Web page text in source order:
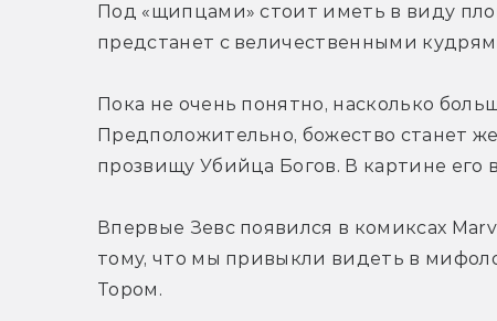
Под «щипцами» стоит иметь в виду
предстанет с величественными
Пока не очень понятно, насколько
Предположительно, божество станет
прозвищу Убийца Богов. В картине его
Впервые Зевс появился в комиксах
тому, что мы привыкли видеть в
Тором.